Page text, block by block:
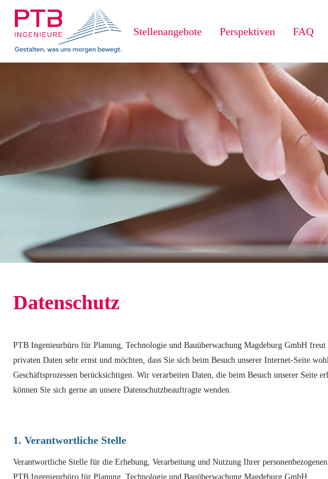
Stellenangebote Perspektiven FAQ
Datenschutz
PTB Ingenieurbüro für Planung, Technologie und Bauüberwachung Magdeburg GmbH
privaten Daten sehr ernst und möchten, dass Sie sich beim Besuch unserer Internet-Seite
Geschäftsprozessen berücksichtigen. Wir verarbeiten Daten, die beim Besuch unserer
können Sie sich gerne an unsere Datenschutzbeauftragte wenden.
1. Verantwortliche Stelle
Verantwortliche Stelle für die Erhebung, Verarbeitung und Nutzung Ihrer
PTB Ingenieurbüro für Planung, Technologie und Bauüberwachung Magdeburg GmbH